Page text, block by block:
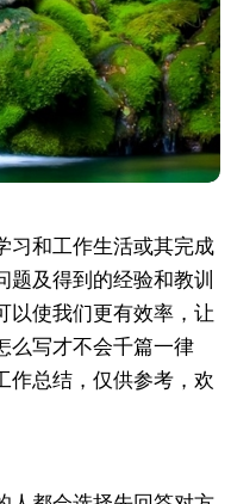
习和工作生活或其完成
及得到的经验和教训
以使我们更有效率，让
么写才不会千篇一律
作总结，仅供参考，欢